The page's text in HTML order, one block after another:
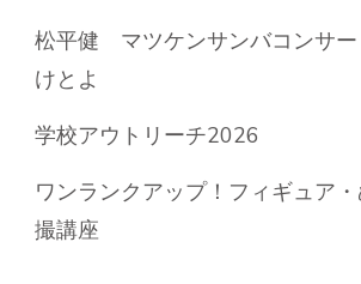
松平健 マツケンサンバコンサ
けとよ
学校アウトリーチ2026
ワンランクアップ！フィギュア
撮講座